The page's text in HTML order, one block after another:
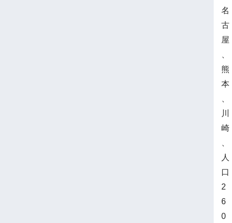
名
古
屋
熊
本
川
崎
人
口
2
6
0